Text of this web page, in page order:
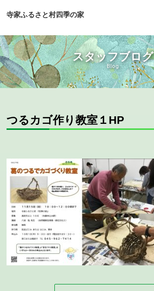
寺家ふるさと村四季の家
スタッフブログ
Blog
つるカゴ作り教室１HP